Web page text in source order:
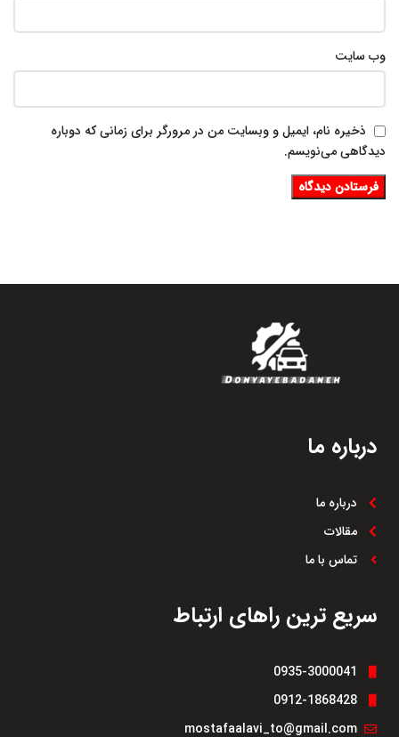
وب‌ سایت
ذخیره نام، ایمیل و وبسایت من در مرورگر برای زمانی که دوباره
دیدگاهی می‌نویسم.
درباره ما
درباره ما
مقالات
تماس با ما
سریع ترین راهای ارتباط
0935-3000041
0912-1868428
mostafaalavi_to@gmail.com